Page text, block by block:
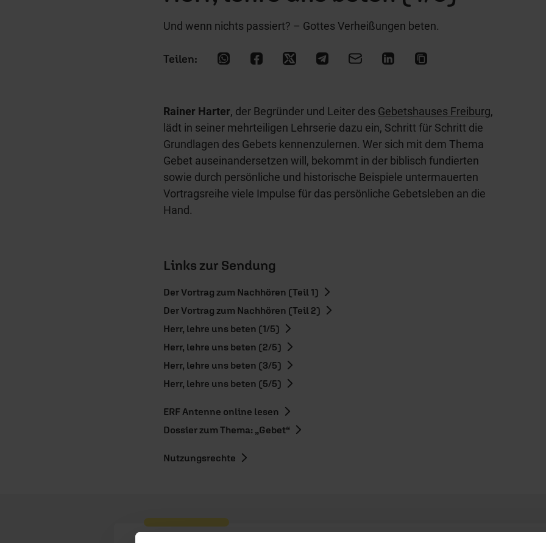
Und wenn nichts passiert? – Gottes Verheißungen beten.
Rainer Harter, der Begründer und Leiter des Gebetshauses Freiburg,
lädt in seiner mehrteiligen Lehrserie dazu ein, Schritt für Schritt die
Grundlagen des Gebets kennenzulernen. Wer sich mit dem Thema
Gebet auseinandersetzen will, bekommt in der biblisch fundierten
sowie durch persönliche und historische Beispiele untermauerten
Vortragsreihe viele Impulse für das persönliche Gebetsleben an die
Hand.
Links zur Sendung
Der Vortrag zum Nachhören (Teil 1)
Der Vortrag zum Nachhören (Teil 2)
Herr, lehre uns beten (1/5)
Herr, lehre uns beten (2/5)
Herr, lehre uns beten (3/5)
Herr, lehre uns beten (5/5)
ERF Antenne online lesen
Dossier zum Thema: „Gebet“
Nutzungsrechte